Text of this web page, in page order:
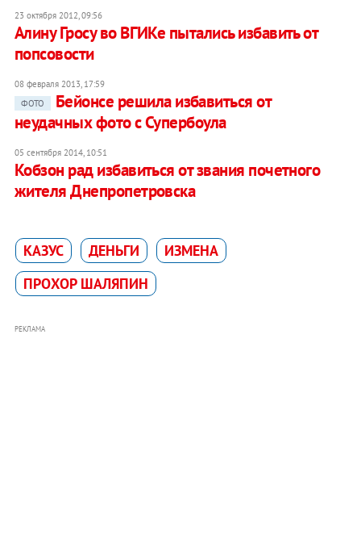
23 октября 2012, 09:56
Алину Гросу во ВГИКе пытались избавить от
попсовости
08 февраля 2013, 17:59
ФОТО
Бейонсе решила избавиться от
неудачных фото с Супербоула
05 сентября 2014, 10:51
Кобзон рад избавиться от звания почетного
жителя Днепропетровска
КАЗУС ДЕНЬГИ
ИЗМЕНА
ПРОХОР ШАЛЯПИН
РЕКЛАМА